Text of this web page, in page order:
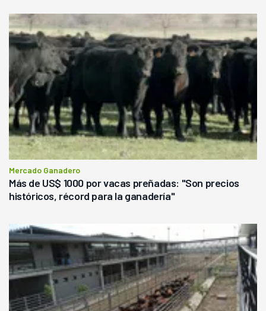
Mercado Ganadero
Más de US$ 1000 por vacas preñadas: "Son precios
históricos, récord para la ganadería"